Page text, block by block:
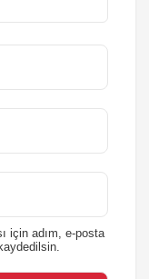
için adım, e-posta